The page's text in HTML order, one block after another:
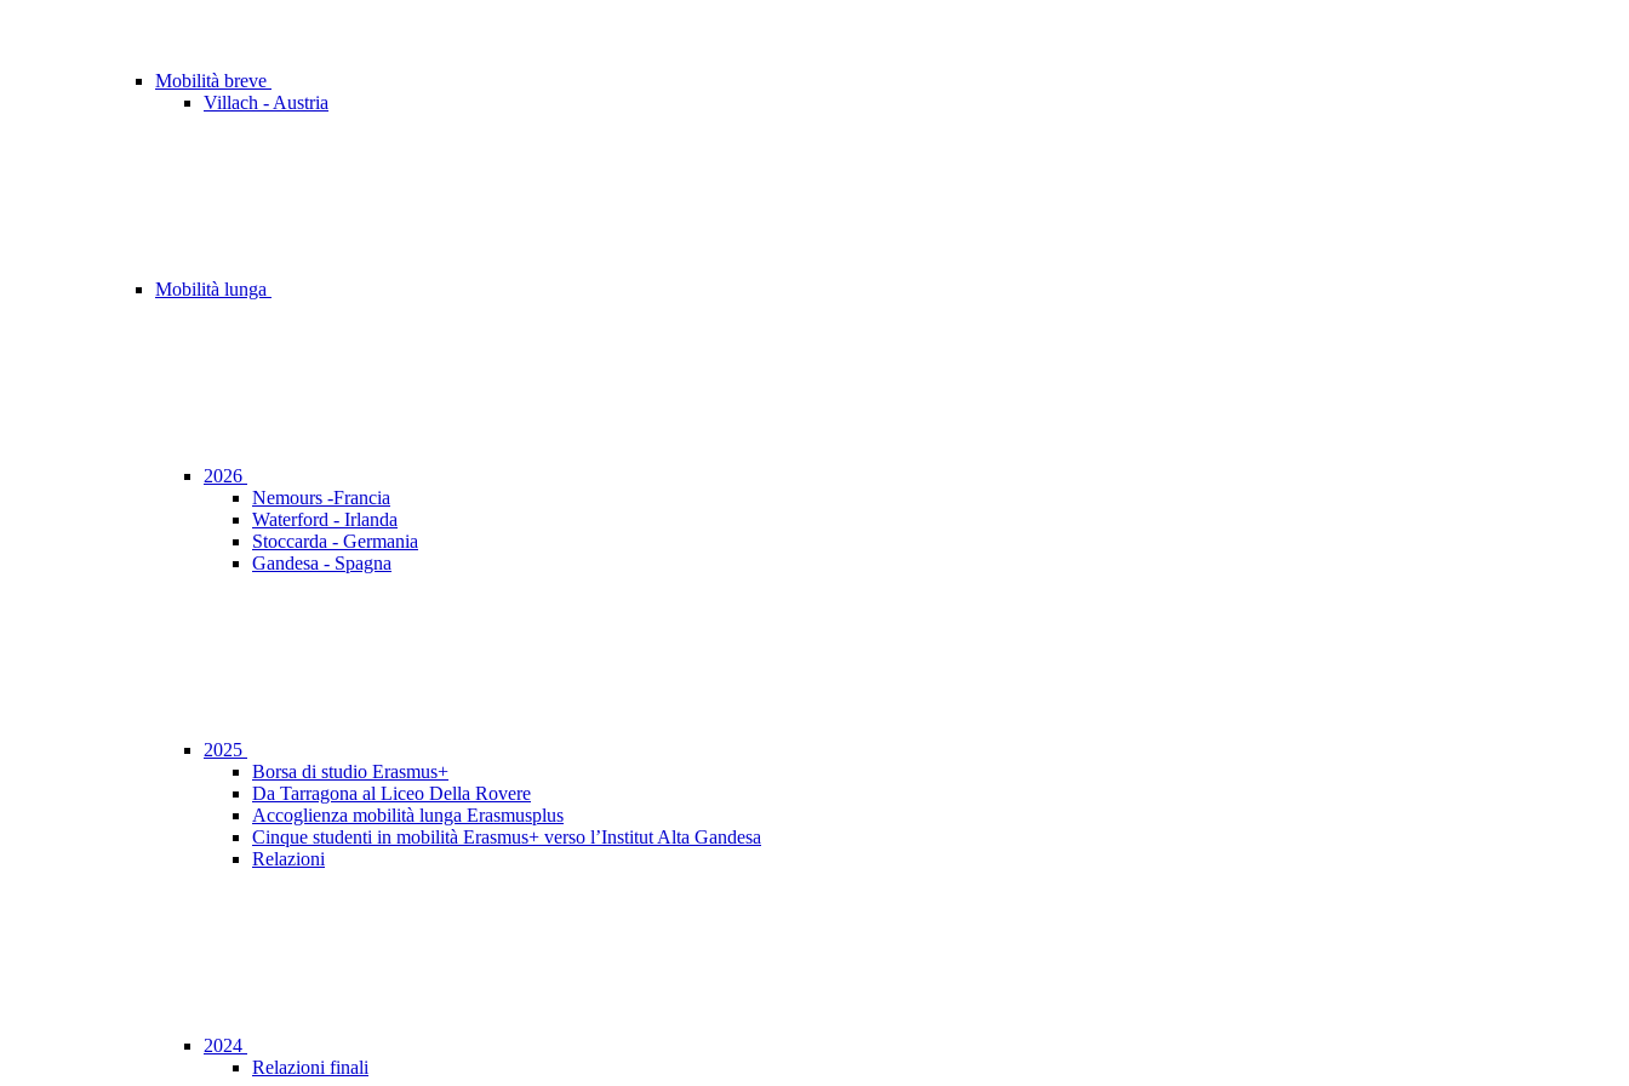
Mobilità breve
Villach - Austria
Mobilità lunga
2026
Nemours -Francia
Waterford - Irlanda
Stoccarda - Germania
Gandesa - Spagna
2025
Borsa di studio Erasmus+
Da Tarragona al Liceo Della Rovere
Accoglienza mobilità lunga Erasmusplus
Cinque studenti in mobilità Erasmus+ verso l’Institut Alta Gandesa
Relazioni
2024
Relazioni finali